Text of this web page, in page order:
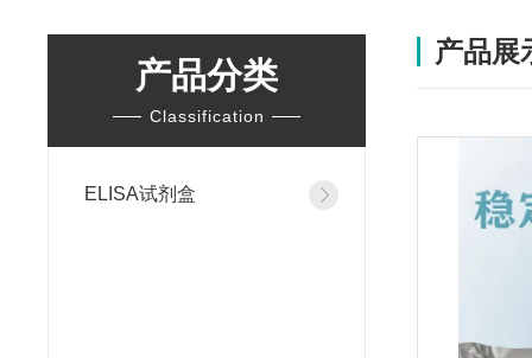
产品分类
Classification
ELISA试剂盒
产品展